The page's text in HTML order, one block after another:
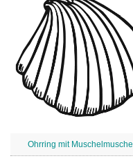
Ohrring mit Muschelmuschel